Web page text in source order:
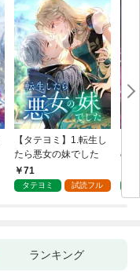
【タテヨミ】1.転生し
たら悪女の妹でした
71
タテヨミ 試読フル
の
ランキング